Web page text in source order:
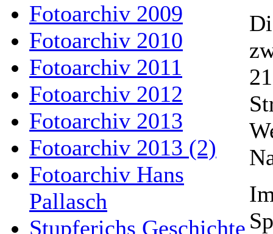
Fotoarchiv 2009
Fotoarchiv 2010
Fotoarchiv 2011
Fotoarchiv 2012
Fotoarchiv 2013
Fotoarchiv 2013 (2)
Fotoarchiv Hans
Pallasch
Stupferichs Geschichte